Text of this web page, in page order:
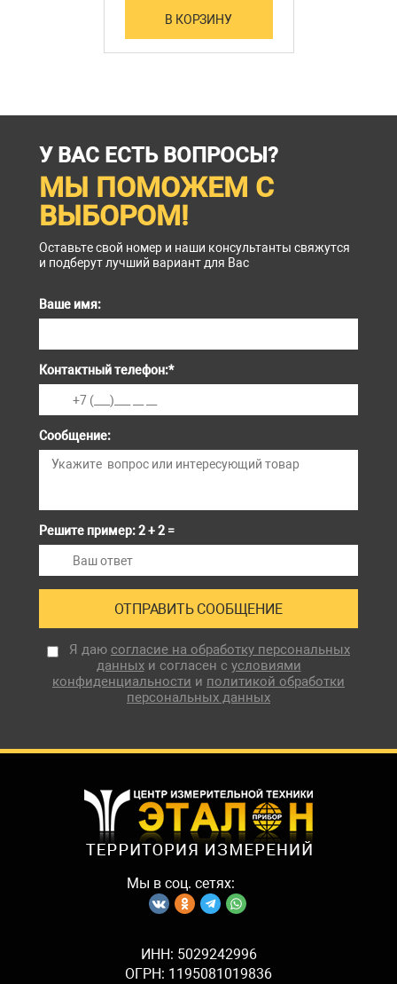
В КОРЗИНУ
У ВАС ЕСТЬ ВОПРОСЫ?
МЫ ПОМОЖЕМ С
ВЫБОРОМ!
Оставьте свой номер и наши консультанты свяжутся
и подберут лучший вариант для Вас
Ваше имя:
Контактный телефон:*
Сообщение:
Решите пример: 2 + 2 =
Я даю согласие на обработку персональных
данныхи согласен с условиями
конфиденциальности и политикой обработки
персональных данных
Мы в соц. сетях:
ИНН: 5029242996
ОГРН: 1195081019836